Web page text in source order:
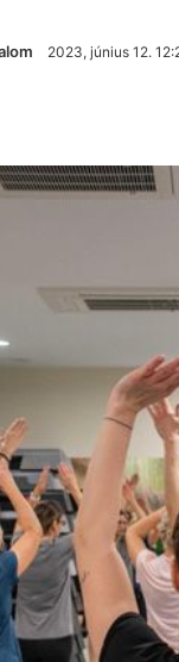
2023, június 12.